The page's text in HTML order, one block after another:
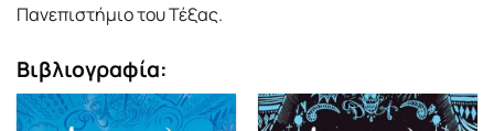
Πανεπιστήμιο του Τέξας.
Βιβλιογραφία: